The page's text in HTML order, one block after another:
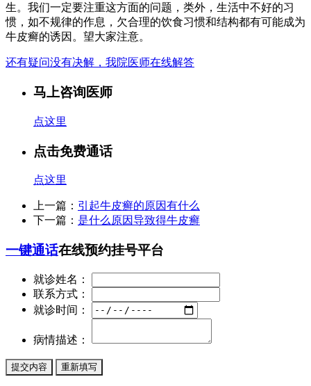
生。我们一定要注重这方面的问题，类外，生活中不好的习
惯，如不规律的作息，欠合理的饮食习惯和结构都有可能成为
牛皮癣的诱因。望大家注意。
还有疑问没有决解，我院医师在线解答
马上咨询医师
点这里
点击免费通话
点这里
上一篇： 引起牛皮癣的原因有什么
下一篇： 是什么原因导致得牛皮癣
一键通话在线预约挂号平台
就诊姓名：
联系方式：
就诊时间：
病情描述：